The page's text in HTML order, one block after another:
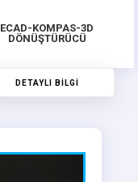
ECAD-KOMPAS-3D
DÖNÜŞTÜRÜCÜ
DETAYLI BİLGİ